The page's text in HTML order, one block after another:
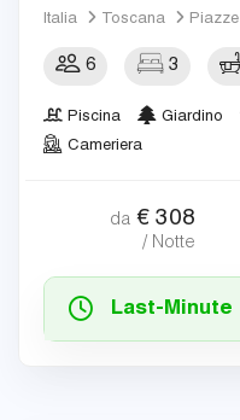
Italia Toscana Piazze
6 3
Piscina Giardino
Cameriera
da € 308
/ Notte
Last-Minute